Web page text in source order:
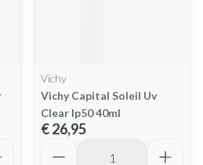
Vichy
Vichy Capital Soleil Uv
Clear Ip50 40ml
€ 26,95